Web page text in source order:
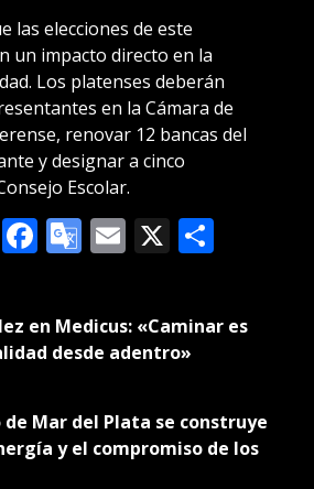
las elecciones de este
un impacto directo en la
Los platenses deberán
en la Cámara de
renovar 12 bancas del
y designar a cinco
Escolar.
Threads
Facebook
Google
Email
X
en Medicus: «Caminar es
desde adentro»
Mar del Plata se construye
y el compromiso de los